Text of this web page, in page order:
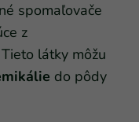
spomaľovače
z
látky môžu
do pôdy